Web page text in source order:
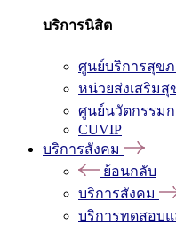
บริการนิสิต
ศูนย์บริการสุข
หน่วยส่งเสริม
ศูนย์นวัตกรรมก
CUVIP
บริการสังคม
ย้อนกลับ
บริการสังคม
บริการทดสอบ